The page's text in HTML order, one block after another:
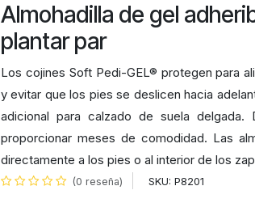
Almohadilla de gel
plantar par
Los cojines Soft Pedi-GEL® protegen para
y evitar que los pies se deslicen hacia
adicional para calzado de suela delgada.
proporcionar meses de comodidad. Las
directamente a los pies o al interior de los
(0 reseña) SKU: P8201